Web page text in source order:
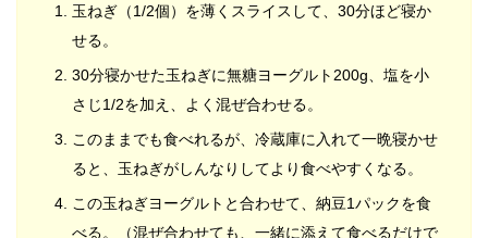
玉ねぎ（1/2個）を薄くスライスして、30分ほど寝か
せる。
30分寝かせた玉ねぎに無糖ヨーグルト200g、塩を小
さじ1/2を加え、よく混ぜ合わせる。
このままでも食べれるが、冷蔵庫に入れて一晩寝かせ
ると、玉ねぎがしんなりしてより食べやすくなる。
この玉ねぎヨーグルトと合わせて、納豆1パックを食
べる。（混ぜ合わせても、一緒に添えて食べるだけで